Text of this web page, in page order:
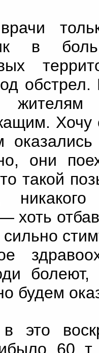
в
Хочу
они
такой
хоть
будем
в это
60 т